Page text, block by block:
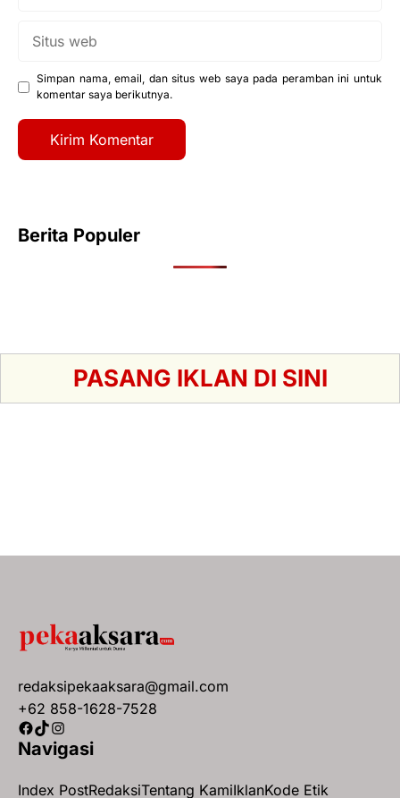
Simpan nama, email, dan situs web saya pada peramban ini untuk
komentar saya berikutnya.
Berita Populer
PASANG IKLAN DI SINI
redaksipekaaksara@gmail.com
+62 858-1628-7528
Facebook
TikTok
Instagram
Navigasi
Index PostRedaksiTentang KamiIklanKode Etik